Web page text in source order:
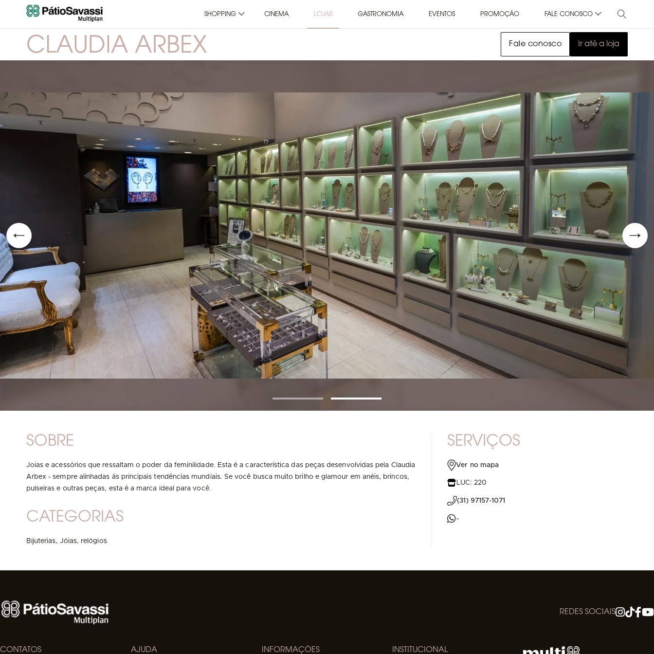
SHOPPING CINEMA LOJAS GASTRONOMIA EVENTOS PROMOÇÃO FALE CONOSCO
CLAUDIA ARBEX Fale conosco Ir até a loja
SOBRE
Joias e acessórios que ressaltam o poder da feminilidade. Esta é a característica das peças desenvolvidas pela Claudia
Arbex - sempre alinhadas às principais tendências mundiais. Se você busca muito brilho e glamour em anéis, brincos,
pulseiras e outras peças, esta é a marca ideal para você.
CATEGORIAS
Bijuterias, Jóias, relógios
SERVIÇOS
Ver no mapa
LUC: 220
(31) 97157-1071
-
REDES SOCIAIS
CONTATOS AJUDA INFORMAÇÕES INSTITUCIONAL